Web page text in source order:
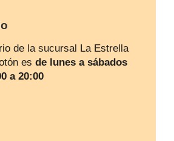
de la sucursal La Estrella
es de lunes a sábados
a 20:00